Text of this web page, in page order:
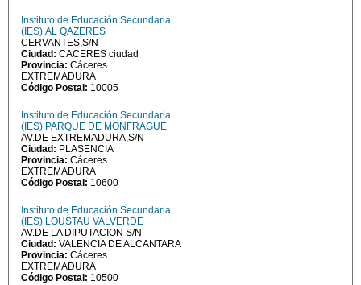
Instituto de Educación Secundaria
(IES) AL QAZERES
CERVANTES,S/N
Ciudad: CACERES ciudad
Provincia: Cáceres
EXTREMADURA
Código Postal: 10005
Instituto de Educación Secundaria
(IES) PARQUE DE MONFRAGUE
AV.DE EXTREMADURA,S/N
Ciudad: PLASENCIA
Provincia: Cáceres
EXTREMADURA
Código Postal: 10600
Instituto de Educación Secundaria
(IES) LOUSTAU VALVERDE
AV.DE LA DIPUTACION S/N
Ciudad: VALENCIA DE ALCANTARA
Provincia: Cáceres
EXTREMADURA
Código Postal: 10500